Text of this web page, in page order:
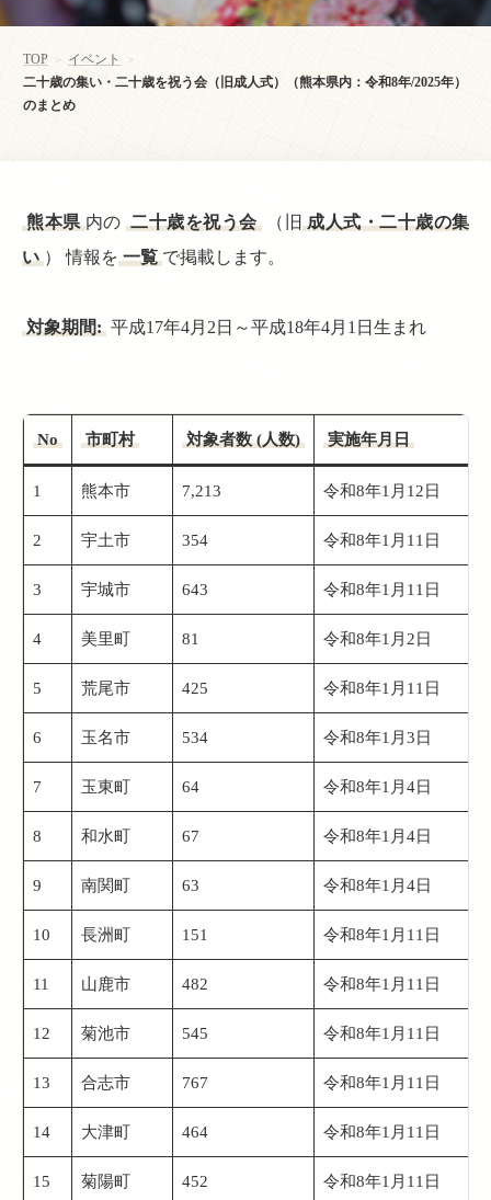
TOP > イベント >
二十歳の集い・二十歳を祝う会（旧成人式）（熊本県内：令和8年/2025年）
のまとめ
熊本県 内の 二十歳を祝う会 （旧 成人式・二十歳の集
い ） 情報を 一覧 で掲載します。
対象期間: 平成17年4月2日～平成18年4月1日生まれ
No 市町村 対象者数 (人数) 実施年月日
1 熊本市 7,213 令和8年1月12日
2 宇土市 354 令和8年1月11日
3 宇城市 643 令和8年1月11日
4 美里町 81 令和8年1月2日
5 荒尾市 425 令和8年1月11日
6 玉名市 534 令和8年1月3日
7 玉東町 64 令和8年1月4日
8 和水町 67 令和8年1月4日
9 南関町 63 令和8年1月4日
10 長洲町 151 令和8年1月11日
11 山鹿市 482 令和8年1月11日
12 菊池市 545 令和8年1月11日
13 合志市 767 令和8年1月11日
14 大津町 464 令和8年1月11日
15 菊陽町 452 令和8年1月11日